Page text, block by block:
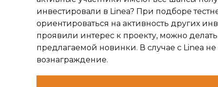
инвестировали в Linea? При подборе
ориентироваться на активность других
проявили интерес к проекту, можно
предлагаемой новинки. В случае с Linea
вознаграждение.